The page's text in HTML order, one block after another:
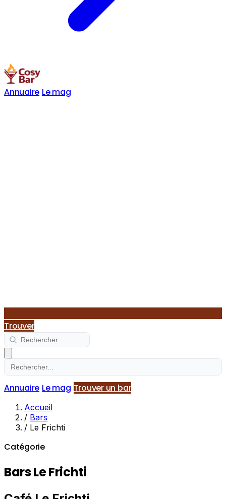
Annuaire Le mag
Trouver
Annuaire Le mag Trouver un bar
Accueil
/ Bars
/ Le Frichti
Catégorie
Bars Le Frichti